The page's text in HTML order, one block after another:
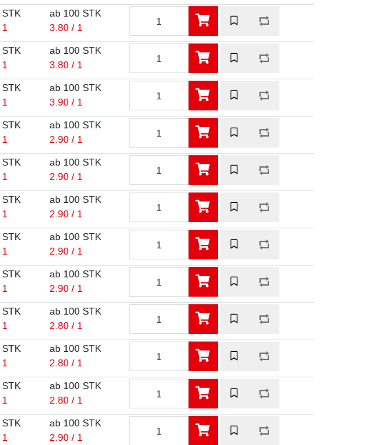
ab 100 STK
3.80 / 1
ab 100 STK
3.80 / 1
ab 100 STK
3.90 / 1
ab 100 STK
2.90 / 1
ab 100 STK
2.90 / 1
ab 100 STK
2.90 / 1
ab 100 STK
2.90 / 1
ab 100 STK
2.90 / 1
ab 100 STK
2.80 / 1
ab 100 STK
2.80 / 1
ab 100 STK
2.80 / 1
ab 100 STK
2.90 / 1